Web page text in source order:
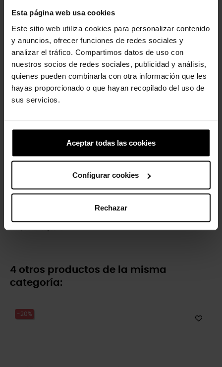
Esta página web usa cookies
Este sitio web utiliza cookies para personalizar contenido
y anuncios, ofrecer funciones de redes sociales y
analizar el tráfico. Compartimos datos de uso con
nuestros socios de redes sociales, publicidad y análisis,
quienes pueden combinarla con otra información que les
hayas proporcionado o que hayan recopilado del uso de
sus servicios.
Aceptar todas las cookies
Configurar cookies
Rechazar
Zuecos de niños Classic...
44,90 € 35,92 €
16,99 € 13,59 €
4 otros productos de la misma
categoría:
-20%